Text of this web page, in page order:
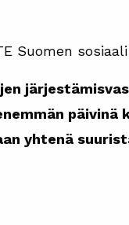
Suomen
päivinä
yhtenä